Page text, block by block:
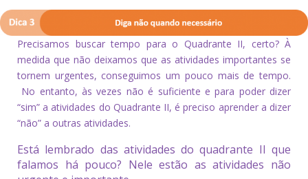
Precisamos buscar tempo para o Quadrante II, certo? À
medida que não deixamos que as atividades importantes se
tornem urgentes, conseguimos um pouco mais de tempo.
No entanto, às vezes não é suficiente e para poder dizer
“sim” a atividades do Quadrante II, é preciso aprender a dizer
“não” a outras atividades.
Está lembrado das atividades do quadrante II que
falamos há pouco? Nele estão as atividades não